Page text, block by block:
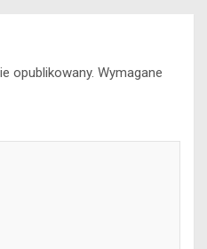
opublikowany. Wymagane